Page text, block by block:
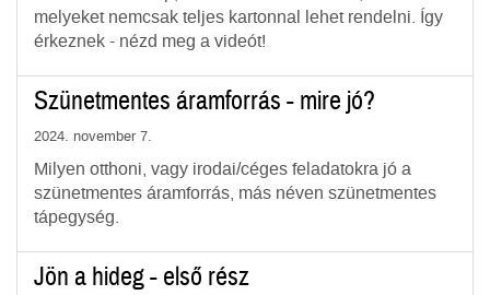
melyeket nemcsak teljes kartonnal lehet rendelni. Így
érkeznek - nézd meg a videót!
Szünetmentes áramforrás - mire jó?
2024. november 7.
Milyen otthoni, vagy irodai/céges feladatokra jó a
szünetmentes áramforrás, más néven szünetmentes
tápegység.
Jön a hideg - első rész